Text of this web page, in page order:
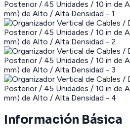
Información Básica